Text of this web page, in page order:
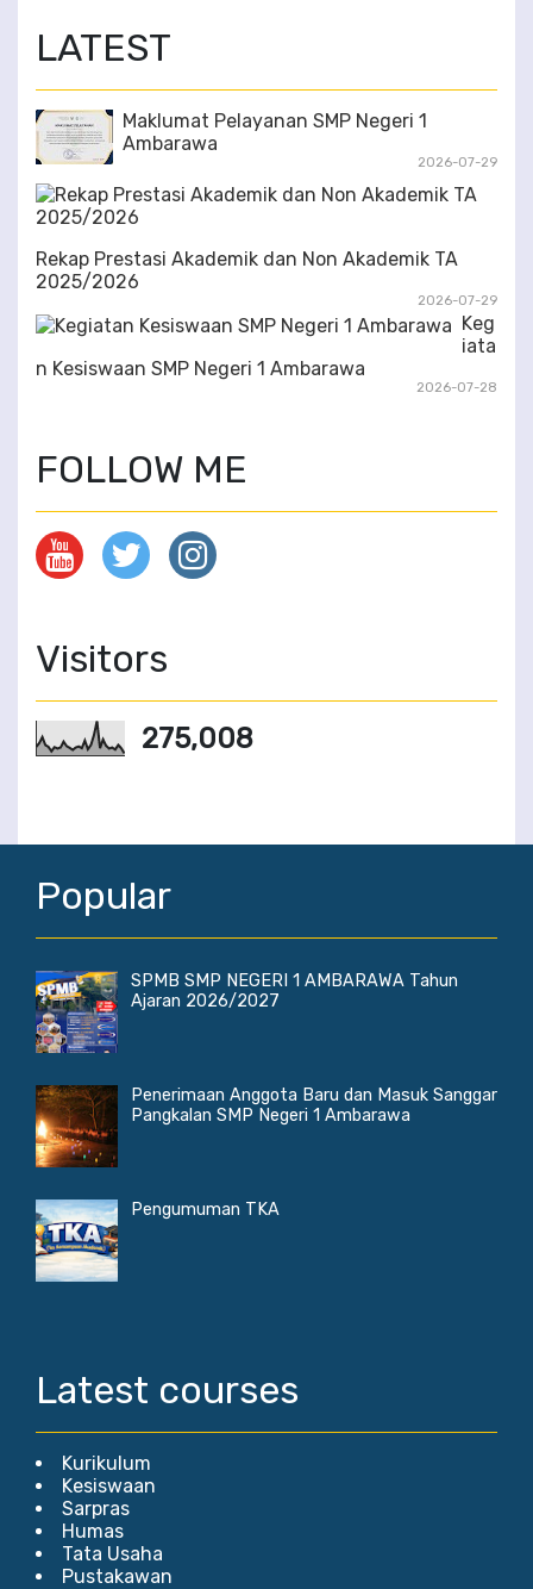
LATEST
Maklumat Pelayanan SMP Negeri 1
Ambarawa
2026-07-29
Rekap Prestasi Akademik dan Non Akademik TA
2025/2026
2026-07-29
Keg
iata
n Kesiswaan SMP Negeri 1 Ambarawa
2026-07-28
FOLLOW ME
Visitors
275,008
Popular
SPMB SMP NEGERI 1 AMBARAWA Tahun
Ajaran 2026/2027
Penerimaan Anggota Baru dan Masuk Sanggar
Pangkalan SMP Negeri 1 Ambarawa
Pengumuman TKA
Latest courses
Kurikulum
Kesiswaan
Sarpras
Humas
Tata Usaha
Pustakawan